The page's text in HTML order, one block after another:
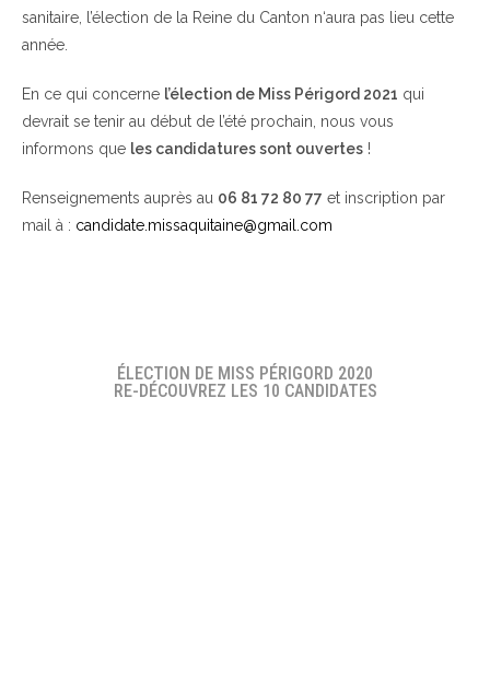
sanitaire, l’élection de la Reine du Canton n‘aura pas lieu cette
année.
En ce qui concerne l’élection de Miss Périgord 2021 qui
devrait se tenir au début de l’été prochain, nous vous
informons que les candidatures sont ouvertes !
Renseignements auprès au 06 81 72 80 77 et inscription par
mail à : candidate.missaquitaine@gmail.com
ÉLECTION DE MISS PÉRIGORD 2020
RE-DÉCOUVREZ LES 10 CANDIDATES